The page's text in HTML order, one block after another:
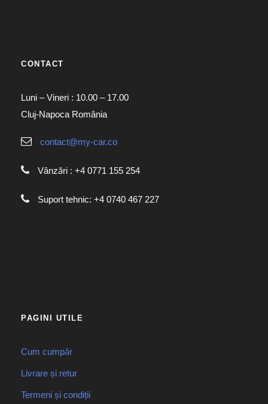
CONTACT
Luni – Vineri : 10.00 – 17.00
Cluj-Napoca România
contact@my-car.co
Vânzări : +4 0771 155 254
Suport tehnic: +4 0740 467 227
PAGINI UTILE
Cum cumpăr
Livrare și retur
Termeni și condiții